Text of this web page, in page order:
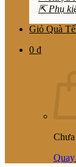
⇱ Phụ
Giỏ Quà
0 ₫